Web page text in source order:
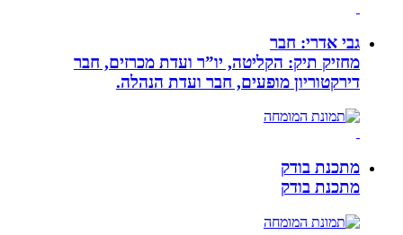
גבי אדרי: חבר
מחזיק תיק: הקליטה, יו”ר ועדת מכרזים, חבר
דירקטוריון מופעים, חבר ועדת הנהלה.
מתכנת בודק
מתכנת בודק